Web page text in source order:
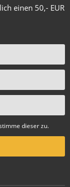
einen 50,- EUR
dieser zu.